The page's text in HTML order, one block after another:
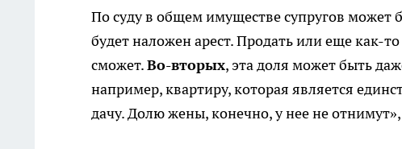
По суду в общем имуществе супругов может
будет наложен арест. Продать или еще как-
сможет.Во-вторых, эта доля может быть
например, квартиру, которая является
дачу. Долю жены, конечно, у нее не